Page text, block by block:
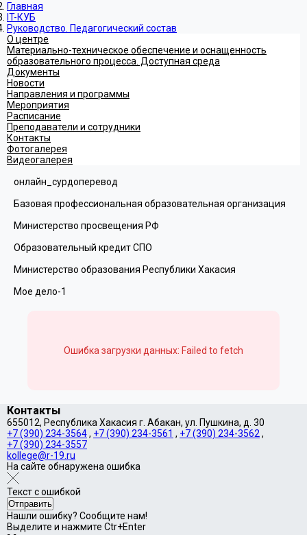
Главная
IT-КУБ
Руководство. Педагогический состав
О центре
Материально-техническое обеспечение и оснащенность
образовательного процесса. Доступная среда
Документы
Новости
Направления и программы
Мероприятия
Расписание
Преподаватели и сотрудники
Контакты
Фотогалерея
Видеогалерея
онлайн_сурдоперевод
Базовая профессиональная образовательная организация
Министерство просвещения РФ
Образовательный кредит СПО
Министерство образования Республики Хакасия
Мое дело-1
Ошибка загрузки данных: Failed to fetch
Контакты
655012, Республика Хакасия г. Абакан, ул. Пушкина, д. 30
+7 (390) 234-3564, +7 (390) 234-3561 , +7 (390) 234-3562 ,
+7 (390) 234-3557
kollege@r-19.ru
На сайте обнаружена ошибка
Текст с ошибкой
Нашли ошибку? Сообщите нам!
Выделите и нажмите Ctr+Enter